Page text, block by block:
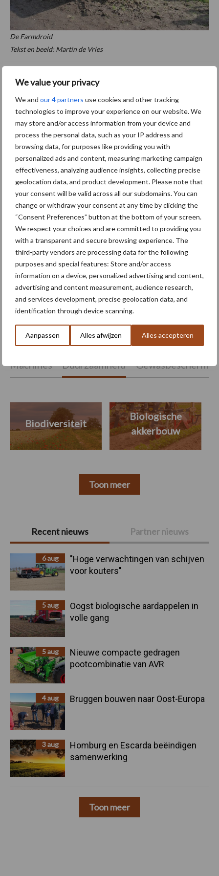
We value your privacy
We and our 4 partners use cookies and other tracking
technologies to improve your experience on our website. We
may store and/or access information from your device and
process the personal data, such as your IP address and
browsing data, for purposes like providing you with
personalized ads and content, measuring marketing campaign
effectiveness, analyzing audience insights, collecting precise
geolocation data, and product development. Please note that
your consent will be valid across all our subdomains. You can
change or withdraw your consent at any time by clicking the
“Consent Preferences” button at the bottom of your screen.
We respect your choices and are committed to providing you
with a transparent and secure browsing experience. The
third-party vendors are processing data for the following
purposes and special features: Store and/or access
information on a device, personalized advertising and content,
advertising and content measurement, audience research,
and services development, precise geolocation data, and
identification through device scanning.
Aanpassen Alles afwijzen Alles accepteren
De Farmdroid
Tekst en beeld: Martin de Vries
Loonwerker gelezen. Verder lezen of meer informatie klik hier!
Primaire
Sidebar
Recent nieuws Partner nieuws
6 aug
"Hoge verwachtingen van schijven
voor kouters"
5 aug
Oogst biologische aardappelen in
volle gang
5 aug
Nieuwe compacte gedragen
pootcombinatie van AVR
4 aug Bruggen bouwen naar Oost-Europa
3 aug
Homburg en Escarda beëindigen
samenwerking
Toon meer
Aanbevolen voor jou! bodembeheer
Demonstratie Kelly 1605
kettingeg
“Grond is ons canvas”
Droogte houdt
waarschijnlijk aan tot
september: Europese
waterreserves blijven laag
Themapagina's
Machines Duurzaamheid
Biodiversiteit
Biologische
akkerbouw
Toon meer